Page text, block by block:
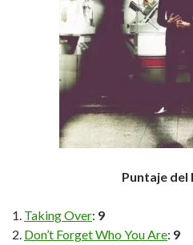
Puntaje del
Taking Over: 9
Don’t Forget Who You Are: 9